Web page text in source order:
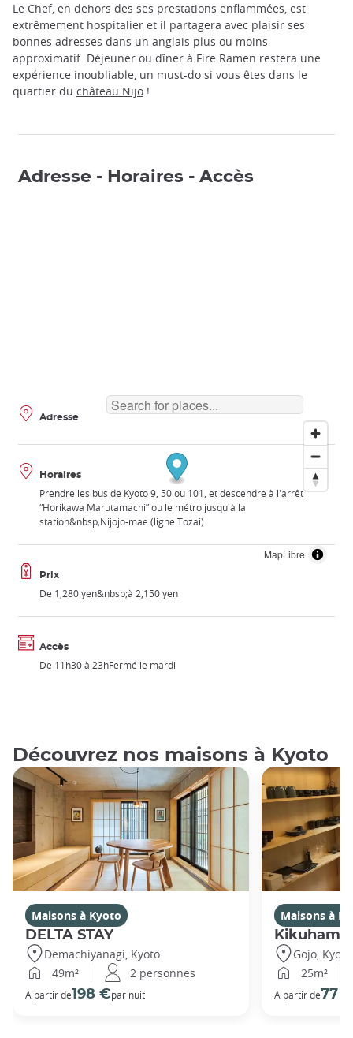
Le Chef, en dehors des ses prestations enflammées, est
extrêmement hospitalier et il partagera avec plaisir ses
bonnes adresses dans un anglais plus ou moins
approximatif. Déjeuner ou dîner à Fire Ramen restera une
expérience inoubliable, un must-do si vous êtes dans le
quartier du château Nijo !
Adresse - Horaires - Accès
MapLibre
Adresse
Horaires
Prendre les bus de Kyoto 9, 50 ou 101, et descendre à l'arrêt
“Horikawa Marutamachi” ou le métro jusqu'à la
station&nbsp;Nijojo-mae (ligne Tozai)
Prix
De 1,280 yen&nbsp;à 2,150 yen
Accès
De 11h30 à 23hFermé le mardi
Découvrez nos maisons à Kyoto
Maisons à Kyoto
DELTA STAY
Demachiyanagi, Kyoto
49m²
2 personnes
A partir de198 €par nuit
Maisons à
Kikuhama
Gojo, Kyoto
25m²
A partir de77 €